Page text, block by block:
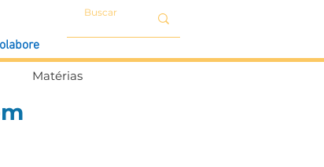
Matérias